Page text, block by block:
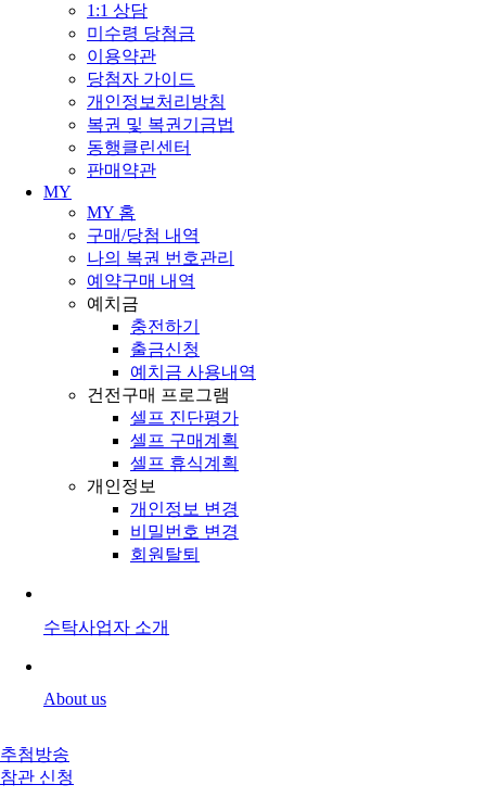
1:1 상담
미수령 당첨금
이용약관
당첨자 가이드
개인정보처리방침
복권 및 복권기금법
동행클린센터
판매약관
MY
MY 홈
구매/당첨 내역
나의 복권 번호관리
예약구매 내역
예치금
충전하기
출금신청
예치금 사용내역
건전구매 프로그램
셀프 진단평가
셀프 구매계획
셀프 휴식계획
개인정보
개인정보 변경
비밀번호 변경
회원탈퇴
수탁사업자 소개
About us
추첨방송
참관 신청